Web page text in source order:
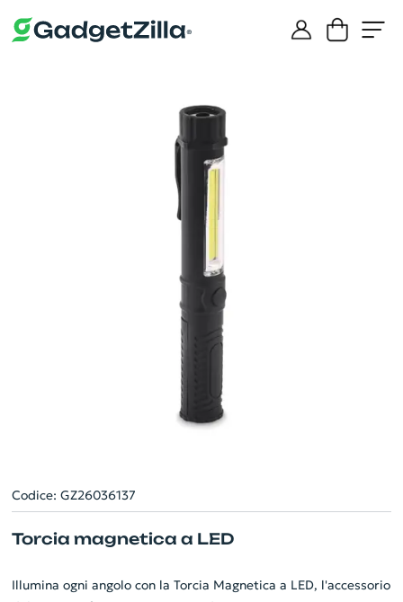
Codice: GZ26036137
Torcia magnetica a LED
Illumina ogni angolo con la Torcia Magnetica a LED, l'accessorio